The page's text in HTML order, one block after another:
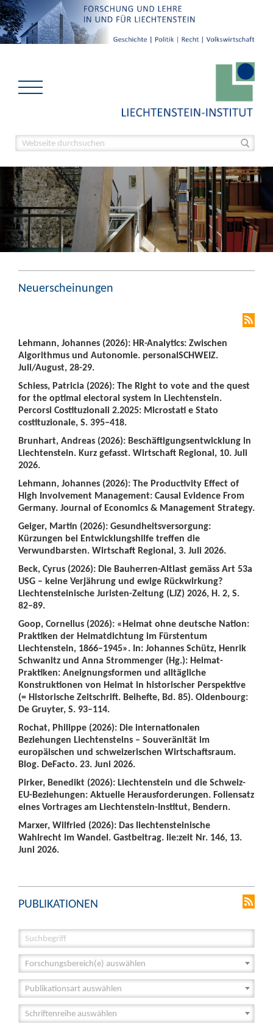
Neuerscheinungen
Lehmann, Johannes (2026): HR-Analytics: Zwischen
Algorithmus und Autonomie. personalSCHWEIZ.
Juli/August, 28-29.
Schiess, Patricia (2026): The Right to vote and the quest
for the optimal electoral system in Liechtenstein.
Percorsi Costituzionali 2.2025: Microstati e Stato
costituzionale, S. 395–418.
Brunhart, Andreas (2026): Beschäftigungsentwicklung in
Liechtenstein. Kurz gefasst. Wirtschaft Regional, 10. Juli
2026.
Lehmann, Johannes (2026): The Productivity Effect of
High Involvement Management: Causal Evidence From
Germany. Journal of Economics & Management Strategy.
Geiger, Martin (2026): Gesundheitsversorgung:
Kürzungen bei Entwicklungshilfe treffen die
Verwundbarsten. Wirtschaft Regional, 3. Juli 2026.
Beck, Cyrus (2026): Die Bauherren-Altlast gemäss Art 53a
USG – keine Verjährung und ewige Rückwirkung?
Liechtensteinische Juristen-Zeitung (LJZ) 2026, H. 2, S.
82–89.
Goop, Cornelius (2026): «Heimat ohne deutsche Nation:
Praktiken der Heimatdichtung im Fürstentum
Liechtenstein, 1866–1945». In: Johannes Schütz, Henrik
Schwanitz und Anna Strommenger (Hg.): Heimat-
Praktiken: Aneignungsformen und alltägliche
Konstruktionen von Heimat in historischer Perspektive
(= Historische Zeitschrift. Beihefte, Bd. 85). Oldenbourg:
De Gruyter, S. 93–114.
Rochat, Philippe (2026): Die internationalen
Beziehungen Liechtensteins – Souveränität im
europäischen und schweizerischen Wirtschaftsraum.
Blog. DeFacto. 23. Juni 2026.
Pirker, Benedikt (2026): Liechtenstein und die Schweiz-
EU-Beziehungen: Aktuelle Herausforderungen. Foliensatz
eines Vortrages am Liechtenstein-Institut, Bendern.
Marxer, Wilfried (2026): Das liechtensteinische
Wahlrecht im Wandel. Gastbeitrag. lie:zeit Nr. 146, 13.
Juni 2026.
PUBLIKATIONEN
Forschungsbereich(e) auswählen
Publikationsart auswählen
Schriftenreihe auswählen